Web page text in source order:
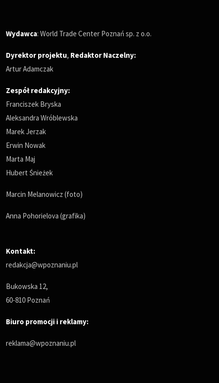
Wydawca: World Trade Center Poznań sp. z o.o.
Dyrektor projektu, Redaktor Naczelny:
Artur Adamczak
Zespół redakcyjny:
Franciszek Bryska
Aleksandra Wróblewska
Marek Jerzak
Erwin Nowak
Marta Maj
Hubert Śnieżek
Marcin Melanowicz (foto)
Anna Pohorielova (grafika)
Kontakt:
redakcja@wpoznaniu.pl
Bukowska 12,
60-810 Poznań
Biuro promocji i reklamy:
reklama@wpoznaniu.pl